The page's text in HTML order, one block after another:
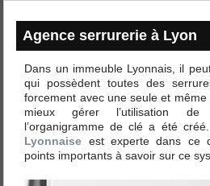
Agence serrurerie à Lyon
Dans un immeuble Lyonnais, il
qui possèdent toutes des
forcement avec une seule et même
mieux gérer l’utilisation
l’organigramme de clé a été
Lyonnaise est experte dans ce
points importants à savoir sur ce